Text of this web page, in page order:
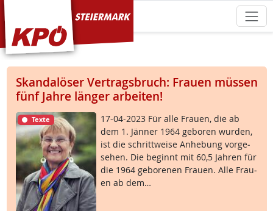
KPÖ Steiermark
Skandalöser Vertragsbruch: Frauen müssen
fünf Jahre länger arbeiten!
Texte
17-04-2023 Für al­le Frau­en, die ab
dem 1. Jän­ner 1964 ge­bo­ren wur­den,
ist die schritt­wei­se An­he­bung vor­ge­
se­hen. Die be­ginnt mit 60,5 Jah­ren für
die 1964 ge­bo­re­nen Frau­en. Al­le Frau­
en ab dem…